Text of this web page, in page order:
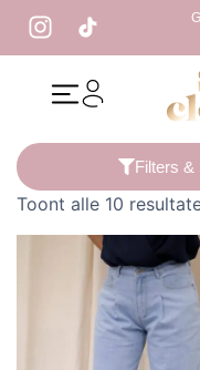
/ Producten
Filters &
Toont alle 10